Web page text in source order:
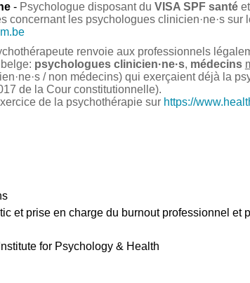
- Psychologue disposant du VISA SPF santéet
concernant les psychologues clinicien·ne·s sur
renvoie aux professionnels
psychologues clinicien·ne·s, médecins
/ non médecins) qui exerçaient déjà la
de la Cour constitutionnelle).
de la psychothérapie sur https://
et prise en charge du burnout professionnel et
for Psychology & Health